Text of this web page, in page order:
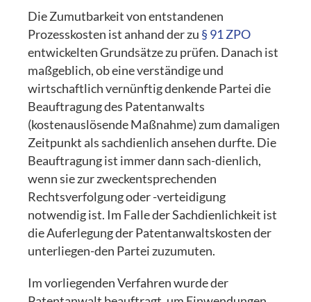
Die Zumutbarkeit von entstandenen
Prozesskosten ist anhand der zu § 91 ZPO
entwickelten Grundsätze zu prüfen. Danach ist
maßgeblich, ob eine verständige und
wirtschaftlich vernünftig denkende Partei die
Beauftragung des Patentanwalts
(kostenauslösende Maßnahme) zum damaligen
Zeitpunkt als sachdienlich ansehen durfte. Die
Beauftragung ist immer dann sach-dienlich,
wenn sie zur zweckentsprechenden
Rechtsverfolgung oder -verteidigung
notwendig ist. Im Falle der Sachdienlichkeit ist
die Auferlegung der Patentanwaltskosten der
unterliegen-den Partei zuzumuten.
Im vorliegenden Verfahren wurde der